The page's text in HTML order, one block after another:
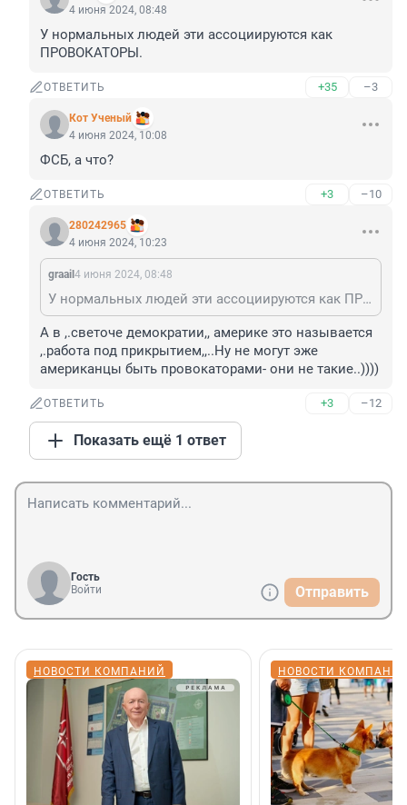
4 июня 2024, 08:48
У нормальных людей эти ассоциируются как
ПРОВОКАТОРЫ.
ОТВЕТИТЬ +35 –3
Кот Ученый
4 июня 2024, 10:08
ФСБ, а что?
ОТВЕТИТЬ +3 –10
280242965
4 июня 2024, 10:23
graail 4 июня 2024, 08:48
У нормальных людей эти ассоциируются как ПРОВОКАТОРЫ.
А в ,.светоче демократии,, америке это называется
,.работа под прикрытием,,..Ну не могут эже
американцы быть провокаторами- они не такие..))))
ОТВЕТИТЬ +3 –12
Показать ещё 1 ответ
Гость
Войти
Отправить
НОВОСТИ КОМПАНИЙ НОВОСТИ